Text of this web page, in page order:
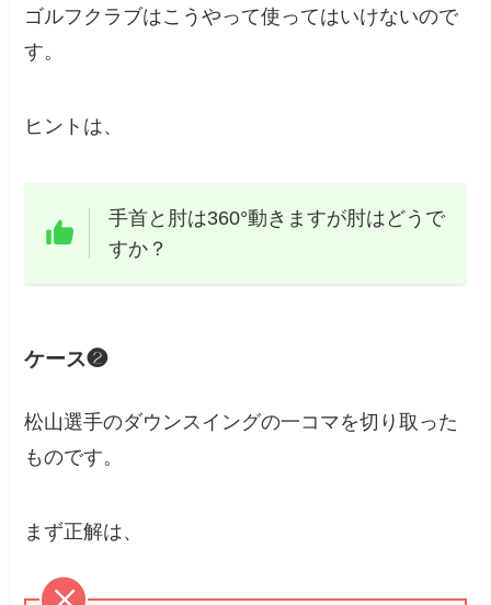
ゴルフクラブはこうやって使ってはいけないので
す。
ヒントは、
手首と肘は360°動きますが肘はどうで
すか？
ケース❷
松山選手のダウンスイングの一コマを切り取った
ものです。
まず正解は、